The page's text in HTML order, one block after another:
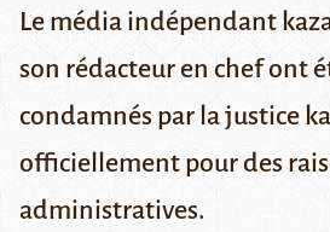
Le média indépendant
son rédacteur en chef ont
condamnés par la justice
officiellement pour des
administratives.